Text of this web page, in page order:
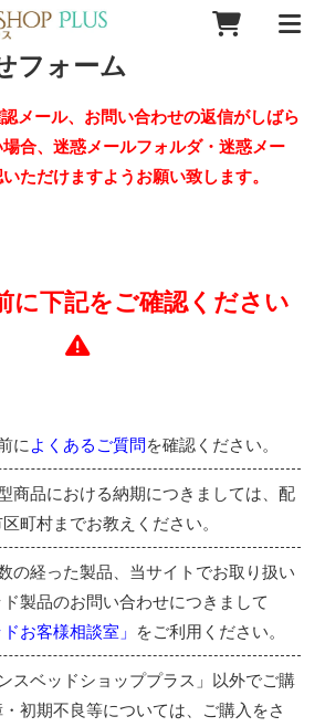
フォーム
メール、お問い合わせの返信がしばら
合、迷惑メールフォルダ・迷惑メー
ただけますようお願い致します。
に下記をご確認ください
に よくあるご質問を確認ください。
商品における納期につきましては、配
町村までお教えください。
の経った製品、当サイトでお取り扱い
製品のお問い合わせにつきまして
お客様相談室」 をご利用ください。
スベッドショッププラス」以外でご購
初期不良等については、ご購入をさ